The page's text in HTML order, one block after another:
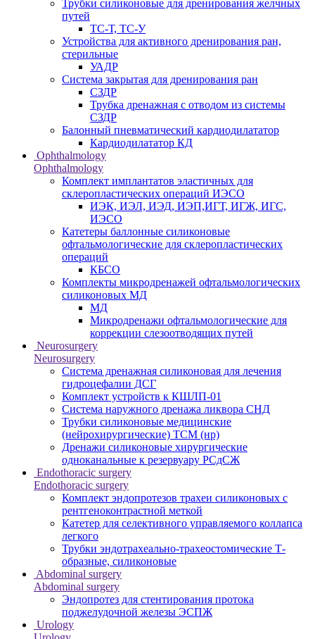
Трубки силиконовые для дренирования желчных
путей
ТС-Т, ТС-У
Устройства для активного дренирования ран,
стерильные
УАДР
Система закрытая для дренирования ран
СЗДР
Трубка дренажная с отводом из системы
СЗДР
Балонный пневматический кардиодилататор
Кардиодилататор КД
Ophthalmology
Ophthalmology
Комплект имплантатов эластичных для
склеропластических операций ИЭСО
ИЭК, ИЭЛ, ИЭД, ИЭП,ИГТ, ИГЖ, ИГС,
ИЭСО
Катетеры баллонные силиконовые
офтальмологические для склеропластических
операций
КБСО
Комплекты микродренажей офтальмологических
силиконовых МД
МД
Микродренажи офтальмологические для
коррекции слезоотводящих путей
Neurosurgery
Neurosurgery
Система дренажная силиконовая для лечения
гидроцефалии ДСГ
Комплект устройств к КШЛП-01
Система наружного дренажа ликвора СНД
Трубки силиконовые медицинские
(нейрохирургические) ТСМ (нр)
Дренажи силиконовые хирургические
одноканальные к резервуару РСдСЖ
Endothoracic surgery
Endothoracic surgery
Комплект эндопротезов трахеи силиконовых с
рентгеноконтрастной меткой
Катетер для селективного управляемого коллапса
легкого
Трубки эндотрахеально-трахеостомические Т-
образные, силиконовые
Abdominal surgery
Abdominal surgery
Эндопротез для стентирования протока
поджелудочной железы ЭСПЖ
Urology